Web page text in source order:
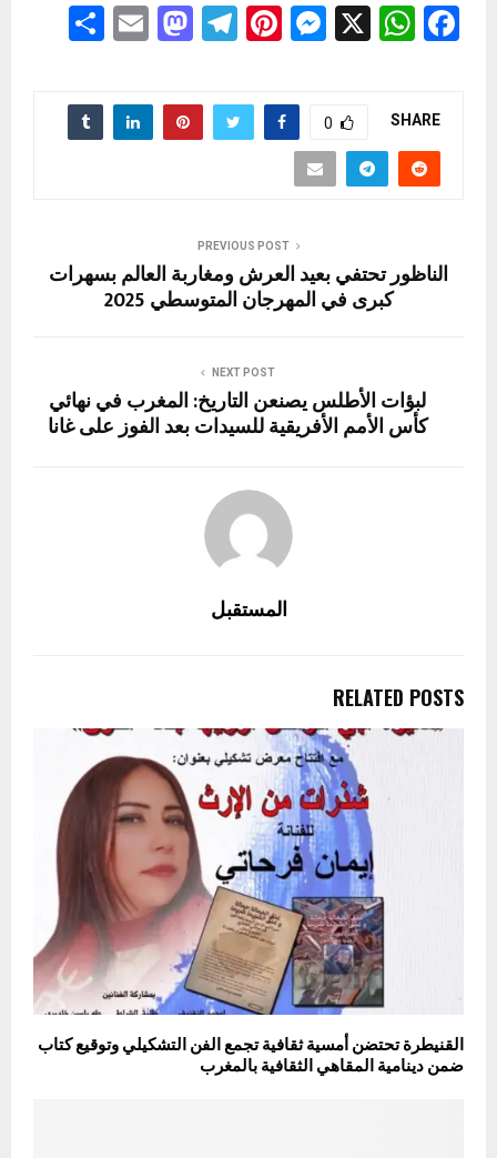
F
b
o
o
W
A
p
X
M
se
n
Pi
er
es
T
e
gr
M
st
o
E
ail
ar
e
SHARE
0
PREVIOUS POST
الناظور تحتفي بعيد العرش ومغاربة العالم بسهرات
كبرى في المهرجان المتوسطي 2025
NEXT POST
لبؤات الأطلس يصنعن التاريخ: المغرب في نهائي
كأس الأمم الأفريقية للسيدات بعد الفوز على غانا
المستقبل
RELATED POSTS
القنيطرة تحتضن أمسية ثقافية تجمع الفن التشكيلي وتوقيع كتاب
ضمن دينامية المقاهي الثقافية بالمغرب